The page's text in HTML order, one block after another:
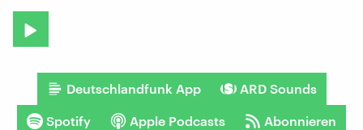
Deutschlandfunk App ARD Sounds
Spotify Apple Podcasts Abonnieren